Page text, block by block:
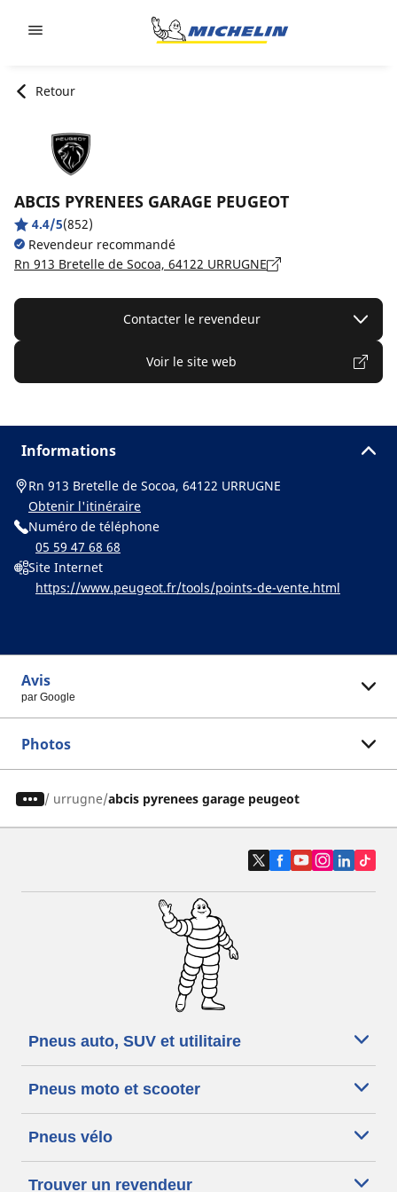
Retour
ABCIS PYRENEES GARAGE PEUGEOT
4.4/5(852)
Revendeur recommandé
Rn 913 Bretelle de Socoa, 64122 URRUGNE
Contacter le revendeur
Voir le site web
Informations
Rn 913 Bretelle de Socoa, 64122 URRUGNE
Obtenir l'itinéraire
Numéro de téléphone
05 59 47 68 68
Site Internet
https://www.peugeot.fr/tools/points-de-vente.html
Avis
par Google
Photos
/ urrugne abcis pyrenees garage peugeot
Pneus auto, SUV et utilitaire
Pneus moto et scooter
Pneus vélo
Trouver un revendeur